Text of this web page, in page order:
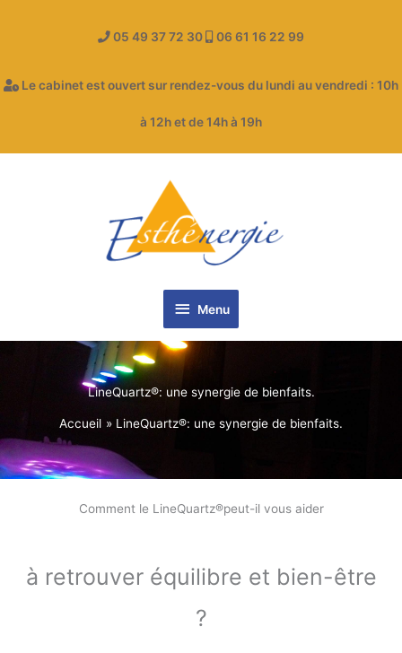
05 49 37 72 30 06 61 16 22 99
Le cabinet est ouvert sur rendez-vous du lundi au vendredi : 10h
à 12h et de 14h à 19h
Menu
Menu
LineQuartz®: une synergie de bienfaits.
Accueil LineQuartz®: une synergie de bienfaits.
Comment le LineQuartz®peut-il vous aider
à retrouver équilibre et bien-être
?